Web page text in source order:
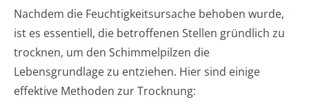
Nachdem die Feuchtigkeitsursache behoben wurde,
ist es essentiell, die betroffenen Stellen gründlich zu
trocknen, um den Schimmelpilzen die
Lebensgrundlage zu entziehen. Hier sind einige
effektive Methoden zur Trocknung: